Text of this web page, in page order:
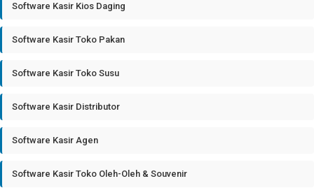
Software Kasir Kios Daging
Software Kasir Toko Pakan
Software Kasir Toko Susu
Software Kasir Distributor
Software Kasir Agen
Software Kasir Toko Oleh-Oleh & Souvenir